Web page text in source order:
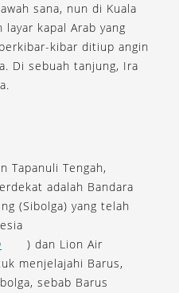
sana, nun di Kuala
layar kapal Arab yang
kibar ditiup angin
Di sebuah tanjung, Ira
Tapanuli Tengah,
adalah Bandara
(Sibolga) yang telah
) dan Lion Air
menjelajahi Barus,
sebab Barus